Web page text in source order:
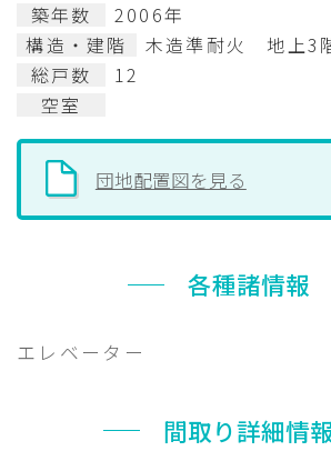
築年数
2006年
構造・建階
木造準耐火 地上3
総戸数
12
空室
団地配置図を見る
各種諸情報
エレベーター
間取り詳細情